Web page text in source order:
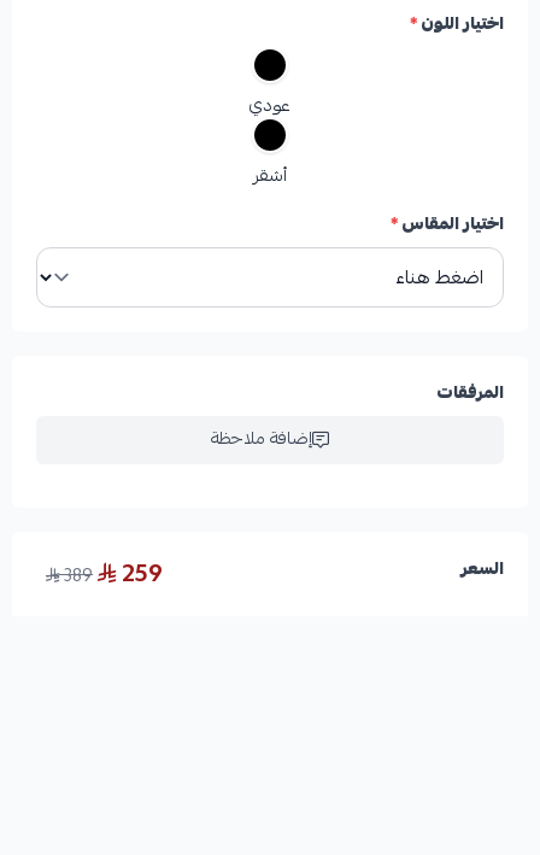
اختيار اللون*
عودي
أشقر
اختيار المقاس*
المرفقات
إضافة ملاحظة
السعر 259
389